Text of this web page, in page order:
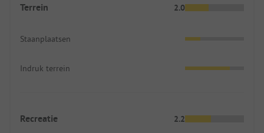
Terrein 2.0
Staanplaatsen
Indruk terrein
Recreatie 2.2